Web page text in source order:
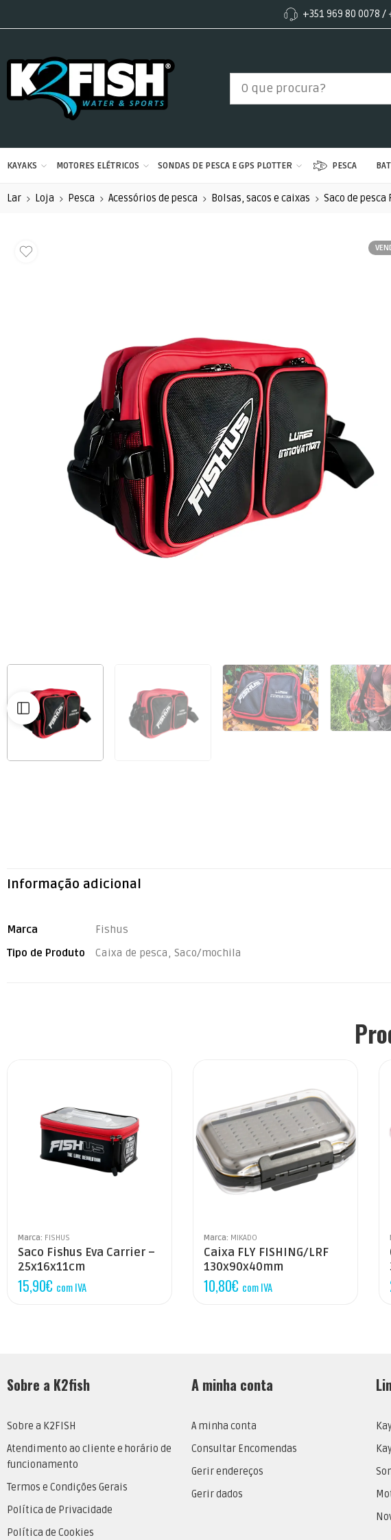
+351 969 80 0078
KAYAKS MOTORES ELÉTRICOS SONDAS DE PESCA E GPS PLOTTER PESCA
Lar Loja Pesca Acessórios de pesca Bolsas, sacos e caixas Saco de pesca
Informação adicional
Marca
Fishus
Tipo de Produto
Caixa de pesca, Saco/mochila
Marca: FISHUS
Saco Fishus Eva Carrier –
25x16x11cm
15,90€ com IVA
Marca: MIKADO
Caixa FLY FISHING/LRF
130x90x40mm
10,80€ com IVA
Sobre a K2fish
Sobre a K2FISH
Atendimento ao cliente e horário de
funcionamento
Termos e Condições Gerais
Política de Privacidade
Política de Cookies
A minha conta
A minha conta
Consultar Encomendas
Gerir endereços
Gerir dados